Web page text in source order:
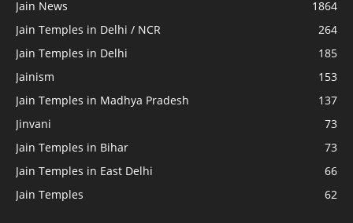
Jain News
1864
Jain Temples in Delhi / NCR
264
Jain Temples in Delhi
185
Jainism
153
Jain Temples in Madhya Pradesh
137
Jinvani
73
Jain Temples in Bihar
73
Jain Temples in East Delhi
66
Jain Temples
62